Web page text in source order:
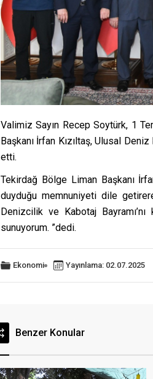
Valimiz Sayın Recep Soytürk, 1
Başkanı İrfan Kızıltaş, Ulusal
etti.
Tekirdağ Bölge Liman Başkanı
duyduğu memnuniyeti dile
Denizcilik ve Kabotaj
sunuyorum. ”dedi.
Ekonomi Yayınlama: 02.07.2025
Benzer Konular